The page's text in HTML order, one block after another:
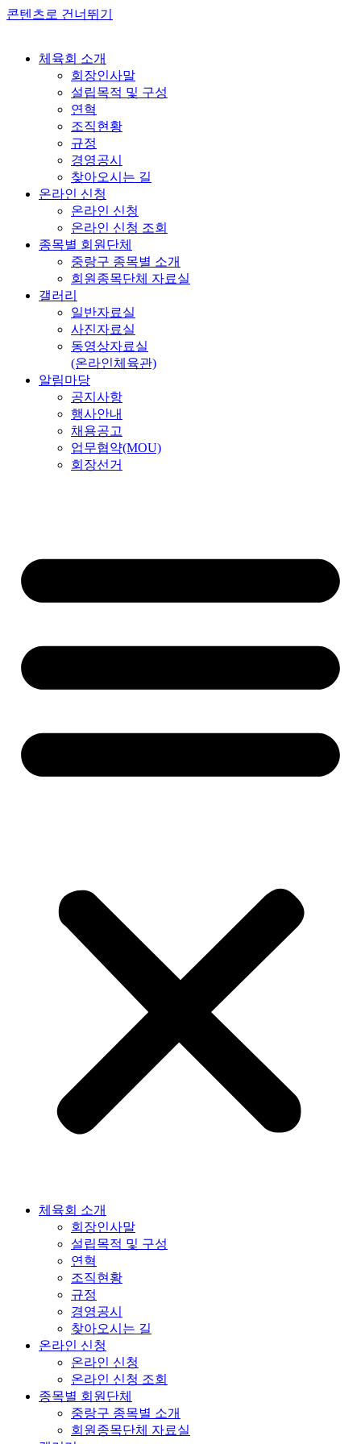
콘텐츠로 건너뛰기
체육회 소개
회장인사말
설립목적 및 구성
연혁
조직현황
규정
경영공시
찾아오시는 길
온라인 신청
온라인 신청
온라인 신청 조회
종목별 회원단체
중랑구 종목별 소개
회원종목단체 자료실
갤러리
일반자료실
사진자료실
동영상자료실
(온라인체육관)
알림마당
공지사항
행사안내
채용공고
업무협약(MOU)
회장선거
체육회 소개
회장인사말
설립목적 및 구성
연혁
조직현황
규정
경영공시
찾아오시는 길
온라인 신청
온라인 신청
온라인 신청 조회
종목별 회원단체
중랑구 종목별 소개
회원종목단체 자료실